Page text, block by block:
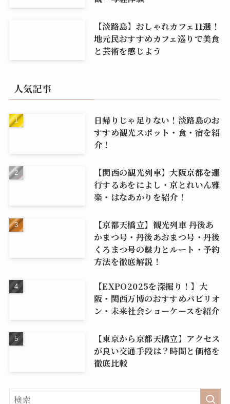
【淡路島】おしゃれカフェ11選！
地元民おすすめカフェ巡りで美食
と芸術を感じよう
人気記事
日帰りじゃ足りない！淡路島のお
すすめ観光スポット・食・宿を紹
介！
【関西の観光列車】大阪京都を運
行するあをによし・京とれいん雅
楽・はなあかりを紹介！
【京都天橋立】観光列車 丹後あ
かまつ号・丹後あおまつ号・丹後
くろまつ号の魅力とルート・予約
方法を徹底解説！
【EXPO2025を深掘り！】大
阪・関西万博のおすすめパビリオ
ン・未来社会ショーケースを紹介
【東京から京都天橋立】アクセス
が良い交通手段は？時間と価格を
徹底比較